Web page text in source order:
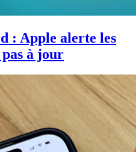
: Apple alerte les
à jour